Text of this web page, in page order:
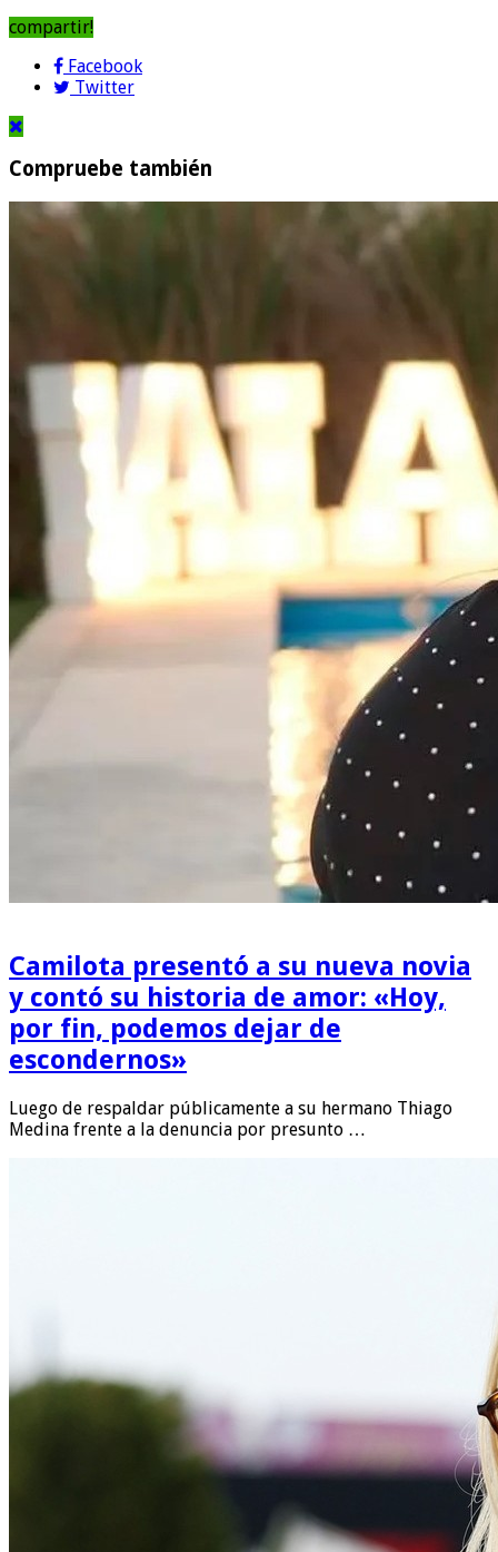
compartir!
Facebook
Twitter
Compruebe también
Camilota presentó a su nueva novia
y contó su historia de amor: «Hoy,
por fin, podemos dejar de
escondernos»
Luego de respaldar públicamente a su hermano Thiago
Medina frente a la denuncia por presunto …